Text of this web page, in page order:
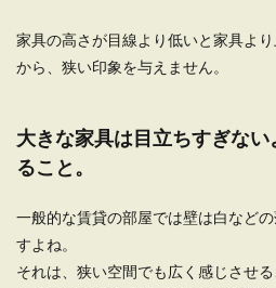
う。女子にお
まいがちです...
家具の高さが目線より低いと家具よ
から、狭い印象を与えません。
大きな家具は目立ちすぎな
ること。
一般的な賃貸の部屋では壁は白など
すよね。
それは、狭い空間でも広く感じさせる